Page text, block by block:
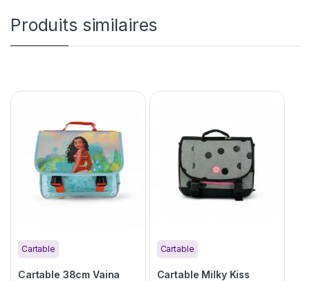
Produits similaires
Cartable
Cartable 38cm Vaina
Cartable
Cartable Milky Kiss